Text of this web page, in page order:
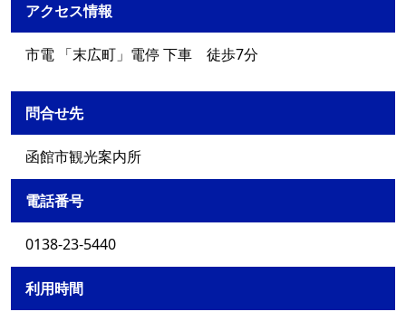
アクセス情報
市電 「末広町」電停 下車 徒歩7分
問合せ先
函館市観光案内所
電話番号
0138-23-5440
利用時間